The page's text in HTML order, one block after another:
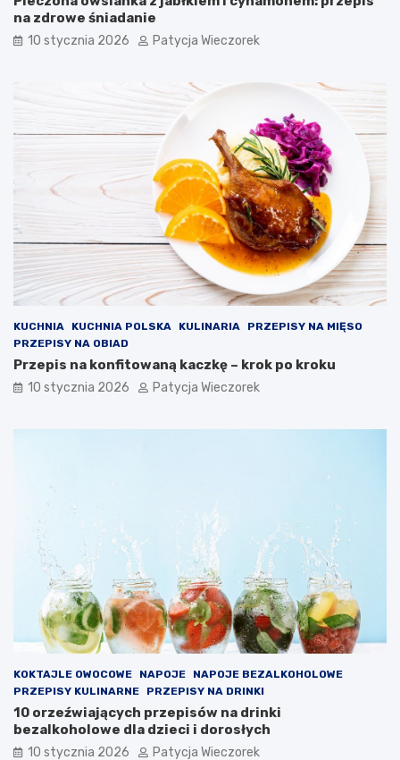
na zdrowe śniadanie
10 stycznia 2026 Patycja Wieczorek
KUCHNIA KUCHNIA POLSKA KULINARIA
PRZEPISY NA MIĘSO
PRZEPISY NA OBIAD
Przepis na konfitowaną kaczkę – krok po kroku
10 stycznia 2026 Patycja Wieczorek
KOKTAJLE OWOCOWE NAPOJE
NAPOJE BEZALKOHOLOWE
PRZEPISY KULINARNE
PRZEPISY NA DRINKI
10 orzeźwiających przepisów na drinki
bezalkoholowe dla dzieci i dorosłych
10 stycznia 2026 Patycja Wieczorek